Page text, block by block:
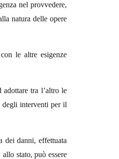
nel provvedere,
natura delle opere
le altre esigenze
tra l’altro le
degli interventi per il
dei danni, effettuata
stato, può essere